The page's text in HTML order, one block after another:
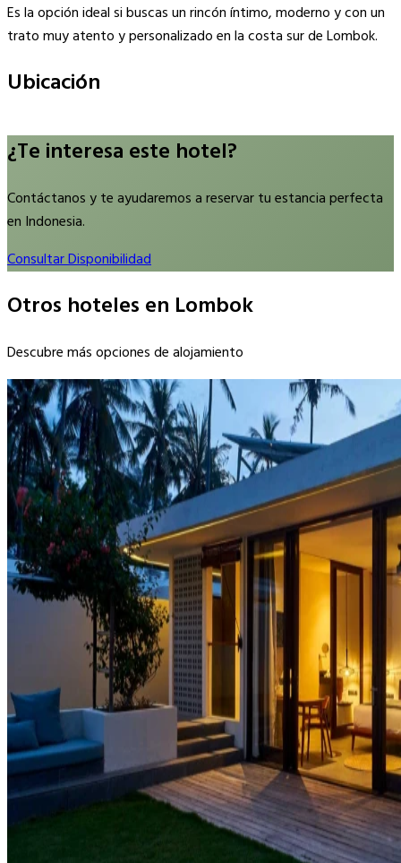
Es la opción ideal si buscas un rincón íntimo, moderno y con un
trato muy atento y personalizado en la costa sur de Lombok.
Ubicación
BATATU RESORT
×
+
¿Te interesa este hotel?
Contáctanos y te ayudaremos a reservar tu estancia perfecta
en Indonesia.
Consultar Disponibilidad
Otros hoteles en Lombok
Descubre más opciones de alojamiento